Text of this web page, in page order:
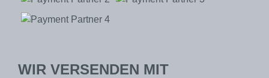
WIR VERSENDEN MIT